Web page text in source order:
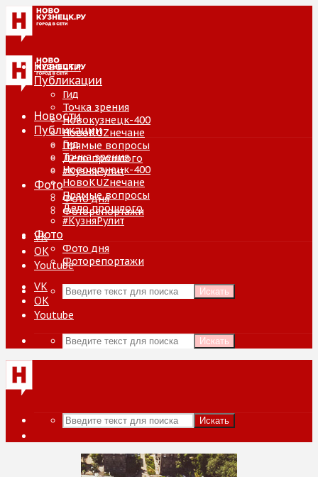
Новости
Публикации
Гид
Точка зрения
Новокузнецк-400
НовоKUZнечане
Прямые вопросы
Дело прошлого
#КузняРулит
Фото
Фото дня
Фоторепортажи
VK
ОК
Youtube
Искать
Новости
Публикации
Гид
Точка зрения
Новокузнецк-400
НовоKUZнечане
Прямые вопросы
Дело прошлого
#КузняРулит
Фото
Фото дня
Фоторепортажи
VK
ОК
Youtube
Искать
Искать